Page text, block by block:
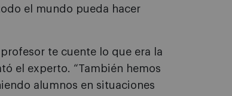
el mundo pueda hacer
te cuente lo que era la
el experto. “También hemos
alumnos en situaciones